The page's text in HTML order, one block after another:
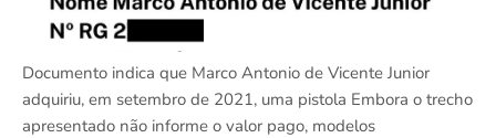
Documento indica que Marco Antonio de Vicente Junior
adquiriu, em setembro de 2021, uma pistola Embora o trecho
apresentado não informe o valor pago, modelos